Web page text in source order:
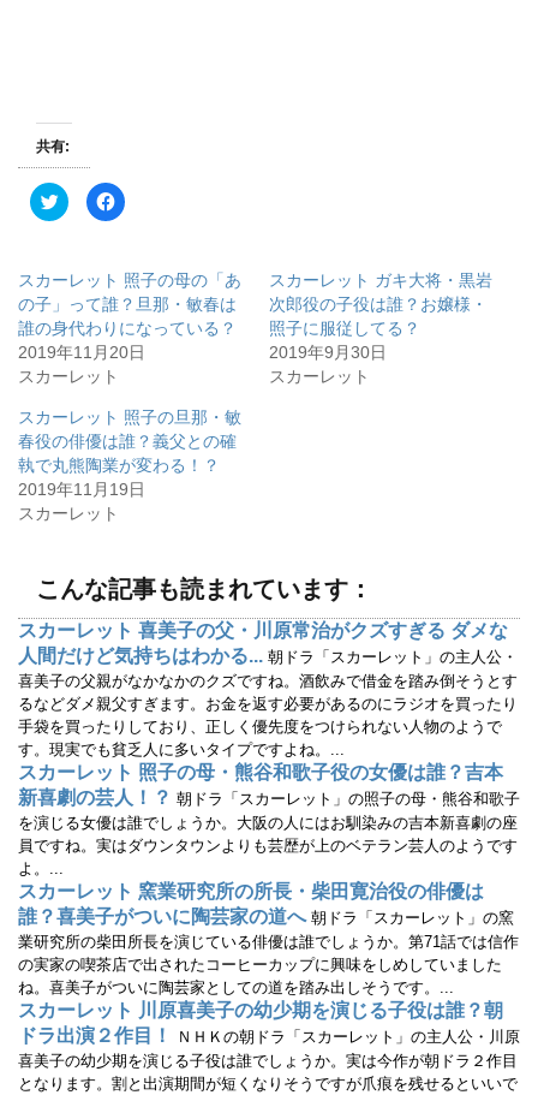
共有:
ク
リ
T
t
t
e
で
有
新
し
い
ウ
ィ
ン
き
ま
す
)
F
a
k
で
共
有
す
ク
リ
ッ
ク
し
て
く
し
い
ウ
ィ
ン
ド
ウ
で
開
き
ま
す
)
スカーレット 照子の母の「あ
の子」って誰？旦那・敏春は
誰の身代わりになっている？
2019年11月20日
スカーレット
スカーレット ガキ大将・黒岩
次郎役の子役は誰？お嬢様・
照子に服従してる？
2019年9月30日
スカーレット
スカーレット 照子の旦那・敏
春役の俳優は誰？義父との確
執で丸熊陶業が変わる！？
2019年11月19日
スカーレット
こんな記事も読まれています：
スカーレット 喜美子の父・川原常治がクズすぎる ダメな
人間だけど気持ちはわかる... 朝ドラ「スカーレット」の主人公・
喜美子の父親がなかなかのクズですね。酒飲みで借金を踏み倒そうとす
るなどダメ親父すぎます。お金を返す必要があるのにラジオを買ったり
手袋を買ったりしており、正しく優先度をつけられない人物のようで
す。現実でも貧乏人に多いタイプですよね。...
スカーレット 照子の母・熊谷和歌子役の女優は誰？吉本
新喜劇の芸人！？ 朝ドラ「スカーレット」の照子の母・熊谷和歌子
を演じる女優は誰でしょうか。大阪の人にはお馴染みの吉本新喜劇の座
員ですね。実はダウンタウンよりも芸歴が上のベテラン芸人のようです
よ。...
スカーレット 窯業研究所の所長・柴田寛治役の俳優は
誰？喜美子がついに陶芸家の道へ 朝ドラ「スカーレット」の窯
業研究所の柴田所長を演じている俳優は誰でしょうか。第71話では信作
の実家の喫茶店で出されたコーヒーカップに興味をしめしていました
ね。喜美子がついに陶芸家としての道を踏み出しそうです。...
スカーレット 川原喜美子の幼少期を演じる子役は誰？朝
ドラ出演２作目！
ＮＨＫの朝ドラ「スカーレット」の主人公・川原
喜美子の幼少期を演じる子役は誰でしょうか。実は今作が朝ドラ２作目
となります。割と出演期間が短くなりそうですが爪痕を残せるといいで